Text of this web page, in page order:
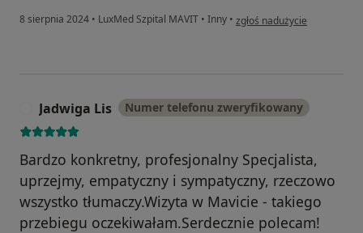
8 sierpnia 2024 • LuxMed Szpital MAVIT • Inny • w opinii użytkownika
zgłoś nadużycie
Jadwiga Lis Numer telefonu zweryfikowany
Bardzo konkretny, profesjonalny Specjalista,
uprzejmy, empatyczny i sympatyczny, rzeczowo
wszystko tłumaczy.Wizyta w Mavicie - takiego
przebiegu oczekiwałam.Serdecznie polecam!